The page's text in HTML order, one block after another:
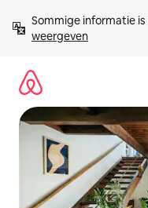
direct
naar
Sommige informatie
weergeven